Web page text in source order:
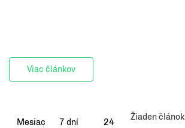
Viac článkov
Mesiac 7 dní
24
Žiaden článok